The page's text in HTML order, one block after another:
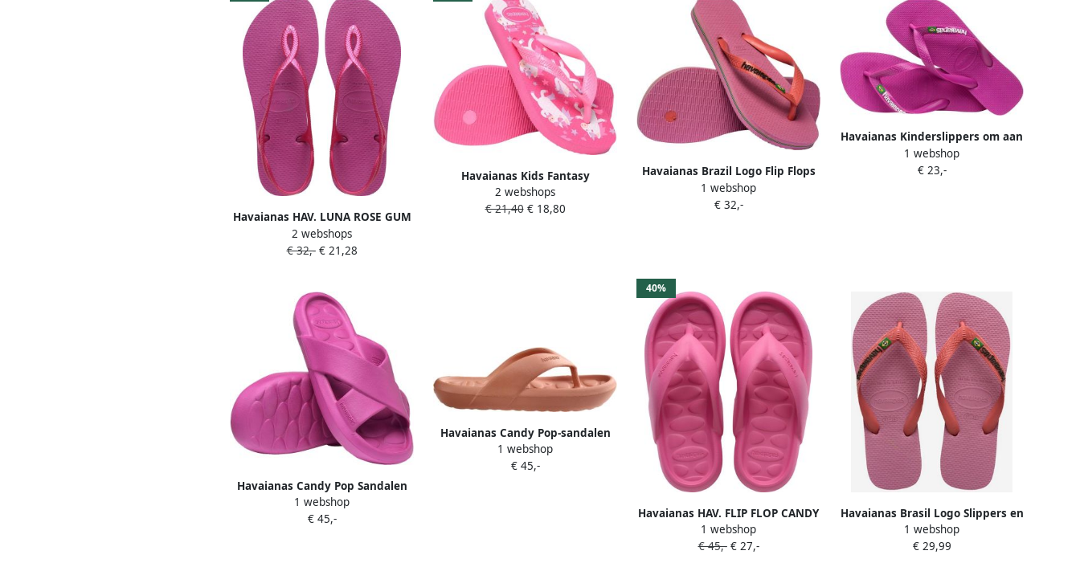
Havaianas HAV. LUNA ROSE GUM
ROSE GUM Dames Slippers rose
gum rose gum
2 webshops
€ 32,-€ 21,28
Havaianas Kids Fantasy
Teenslippers Junior
2 webshops
€ 21,40€ 18,80
Havaianas Brazil Logo Flip Flops
Dames Roze- Dames Roze
1 webshop
€ 32,-
Havaianas Kinderslippers om aan
te trekken met Brasil-logo
1 webshop
€ 23,-
Havaianas Candy Pop Sandalen
1 webshop
€ 45,-
Havaianas Candy Pop-sandalen
om gewoon aan te trekken
1 webshop
€ 45,-
40%
Havaianas HAV. FLIP FLOP CANDY
POP Roze FLUX Dames Slippers
Roze flux
1 webshop
€ 45,-€ 27,-
Havaianas Brasil Logo Slippers en
Sandalen Dames Roze Plastic
1 webshop
€ 29,99